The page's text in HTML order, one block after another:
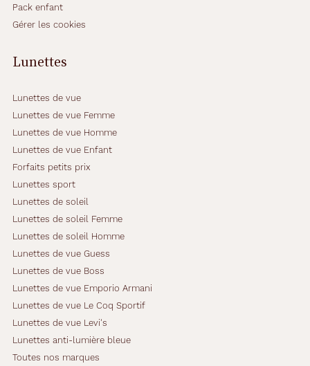
s
o
b
l
e
r
a
d
i
s
r
è
t
e
i
g
n
e
c
a
Pack enfant
Gérer les cookies
Lunettes
Lunettes de vue
Lunettes de vue Femme
Lunettes de vue Homme
Lunettes de vue Enfant
Forfaits petits prix
Lunettes sport
Lunettes de soleil
Lunettes de soleil Femme
Lunettes de soleil Homme
Lunettes de vue Guess
Lunettes de vue Boss
Lunettes de vue Emporio Armani
Lunettes de vue Le Coq Sportif
Lunettes de vue Levi's
Lunettes anti-lumière bleue
Toutes nos marques